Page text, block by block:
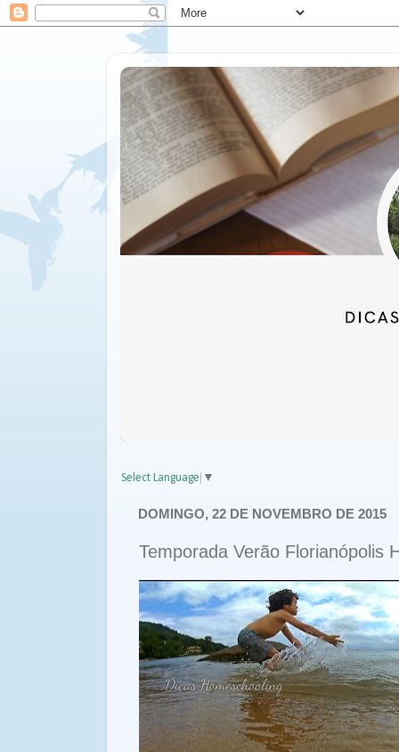
Select Language ▼
DOMINGO, 22 DE NOVEMBRO DE 2015
Temporada Verão Florianópolis